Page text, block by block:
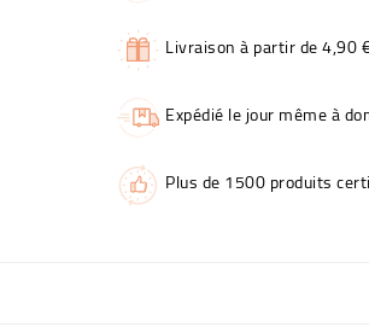
Livraison à partir de 4,90
Expédié le jour même à
Plus de 1500 produits